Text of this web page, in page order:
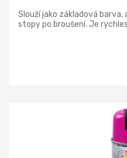
Slouží jako základová barva,
stopy po broušení. Je